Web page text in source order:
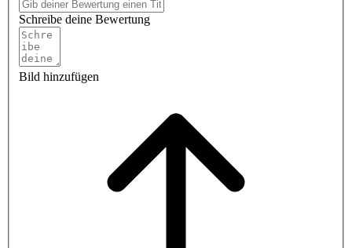
Schreibe deine Bewertung
Bild hinzufügen